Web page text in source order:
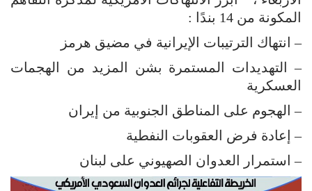
المكونة من 14 بندًا :
– انتهاك الترتيبات الإيرانية في مضيق هرمز
– التهديدات المستمرة بشن المزيد من الهجمات
العسكرية
– الهجوم على المناطق الجنوبية من إيران
– إعادة فرض العقوبات النفطية
– استمرار العدوان الصهيوني على لبنان